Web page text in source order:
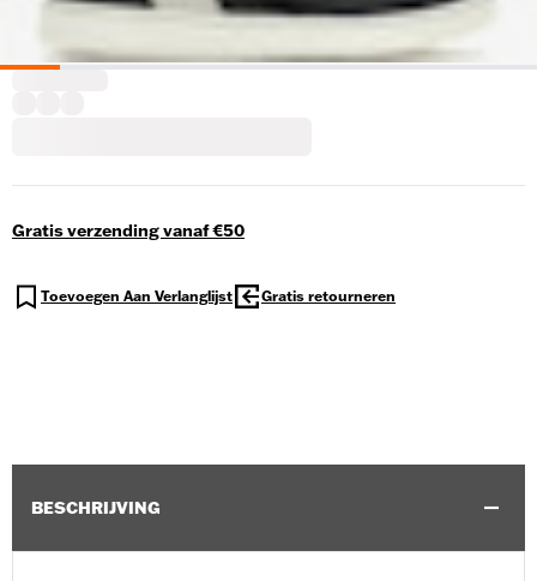
Gratis verzending vanaf €50
Toevoegen Aan Verlanglijst Gratis retourneren
BESCHRIJVING